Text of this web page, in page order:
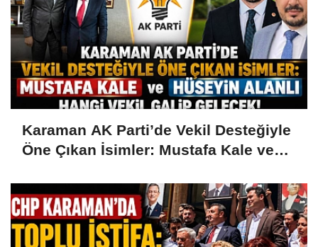
Karaman AK Parti’de Vekil Desteğiyle
Öne Çıkan İsimler: Mustafa Kale ve